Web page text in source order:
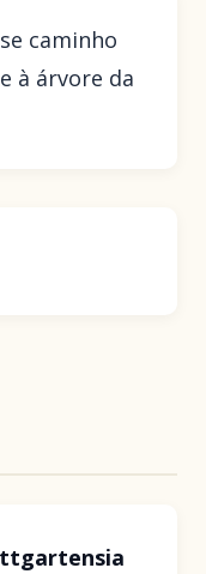
caminho
à árvore da